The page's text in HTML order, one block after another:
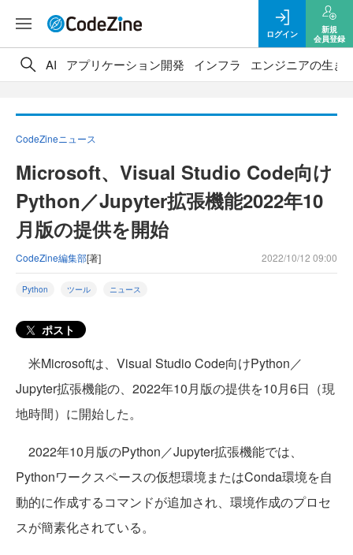
ログイン
新規
会員登録
AI アプリケーション開発 インフラ エンジニアの生き
CodeZineニュース
Microsoft、Visual Studio Code向け
Python／Jupyter拡張機能2022年10
月版の提供を開始
CodeZine編集部[著] 2022/10/12 09:00
Python ツール ニュース
ポスト
米Microsoftは、Visual Studio Code向けPython／
Jupyter拡張機能の、2022年10月版の提供を10月6日（現
地時間）に開始した。
2022年10月版のPython／Jupyter拡張機能では、
Pythonワークスペースの仮想環境またはConda環境を自
動的に作成するコマンドが追加され、環境作成のプロセ
スが簡素化されている。